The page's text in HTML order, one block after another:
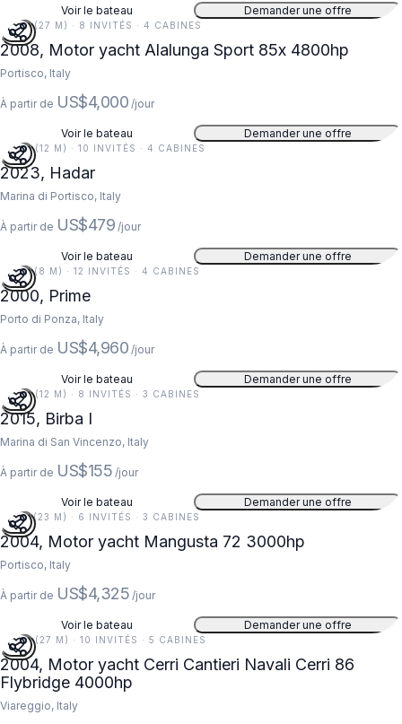
Voir le bateau Demander une offre
87 FT (27 M) · 8 INVITÉS · 4 CABINES
2008, Motor yacht Alalunga Sport 85x 4800hp
Portisco, Italy
À partir de US$4,000 /jour
Voir le bateau Demander une offre
40 FT (12 M) · 10 INVITÉS · 4 CABINES
2023, Hadar
Marina di Portisco, Italy
À partir de US$479 /jour
Voir le bateau Demander une offre
26 FT (8 M) · 12 INVITÉS · 4 CABINES
2000, Prime
Porto di Ponza, Italy
À partir de US$4,960 /jour
Voir le bateau Demander une offre
40 FT (12 M) · 8 INVITÉS · 3 CABINES
2015, Birba I
Marina di San Vincenzo, Italy
À partir de US$155 /jour
Voir le bateau Demander une offre
74 FT (23 M) · 6 INVITÉS · 3 CABINES
2004, Motor yacht Mangusta 72 3000hp
Portisco, Italy
À partir de US$4,325 /jour
Voir le bateau Demander une offre
89 FT (27 M) · 10 INVITÉS · 5 CABINES
2004, Motor yacht Cerri Cantieri Navali Cerri 86
Flybridge 4000hp
Viareggio, Italy